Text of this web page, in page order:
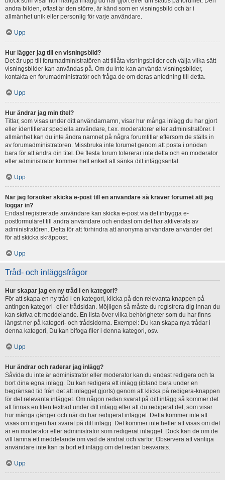
andra bilden, oftast är den större, är känd som en visningsbild och är i
allmänhet unik eller personlig för varje användare.
Upp
Hur lägger jag till en visningsbild?
Det är upp till forumadministratören att tillåta visningsbilder och välja vilka sätt
visningsbilder kan användas på. Om du inte kan använda visningsbilder,
kontakta en forumadministratör och fråga de om deras anledning till detta.
Upp
Hur ändrar jag min titel?
Titlar, som visas under ditt användarnamn, visar hur många inlägg du har gjort
eller identifierar speciella användare, t.ex. moderatorer eller administratörer. I
allmänhet kan du inte ändra namnet på några forumtitlar eftersom de ställs in
av forumadministratören. Missbruka inte forumet genom att posta i onödan
bara för att ändra din titel. De flesta forum tolererar inte detta och en moderator
eller administratör kommer helt enkelt att sänka ditt inläggsantal.
Upp
När jag försöker skicka e-post till en användare så kräver forumet att jag
loggar in?
Endast registrerade användare kan skicka e-post via det inbygga e-
postformuläret till andra användare och endast om det har aktiverats av
administratören. Detta för att förhindra att anonyma användare använder det
för att skicka skräppost.
Upp
Tråd- och inläggsfrågor
Hur skapar jag en ny tråd i en kategori?
För att skapa en ny tråd i en kategori, klicka på den relevanta knappen på
antingen kategori- eller trådsidan. Möjligen så måste du registrera dig innan du
kan skriva ett meddelande. En lista över vilka behörigheter som du har finns
längst ner på kategori- och trådsidorna. Exempel: Du kan skapa nya trådar i
denna kategori, Du kan bifoga filer i denna kategori, osv.
Upp
Hur ändrar och raderar jag inlägg?
Såvida du inte är administratör eller moderator kan du endast redigera och ta
bort dina egna inlägg. Du kan redigera ett inlägg (ibland bara under en
begränsad tid från det att inlägget gjorts) genom att klicka på redigera-knappen
för det relevanta inlägget. Om någon redan svarat på ditt inlägg så kommer det
att finnas en liten textrad under ditt inlägg efter att du redigerat det, som visar
hur många gånger och när du har redigerat inlägget. Detta kommer inte att
visas om ingen har svarat på ditt inlägg. Det kommer inte heller att visas om det
är en moderator eller administratör som redigerat inlägget. Dock kan de om de
vill lämna ett meddelande om vad de ändrat och varför. Observera att vanliga
användare inte kan ta bort ett inlägg om det redan besvarats.
Upp